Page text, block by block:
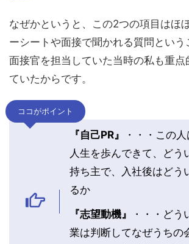
なぜかというと、この2つの項目はほ
ーシートや面接で聞かれる質問という
面接官を担当していた当時の私も重点
ていたからです。
ココがポイント
『自己PR』
・・・この
人生を歩んできて、どう
持ち主で、入社後はどう
るか
『志望動機』
・・・どう
業は判断してなぜうちの